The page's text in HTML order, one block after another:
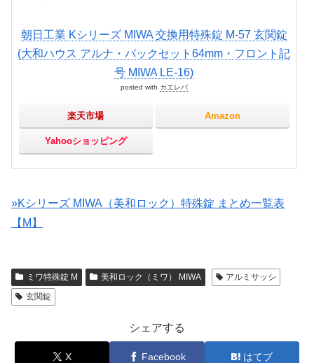
朝日工業 Kシリーズ MIWA 交換用特殊錠 M-57 玄関錠
(大和ハウス アルナ・バックセット64mm・フロント記
号 MIWA LE-16)
posted with カエレバ
楽天市場 Amazon
Yahooショッピング
»Kシリーズ MIWA（美和ロック）特殊錠 まとめ一覧表
【M】
ミワ特殊錠 M 美和ロック（ミワ） MIWA
アルミサッシ
玄関錠
シェアする
X Facebook はてブ